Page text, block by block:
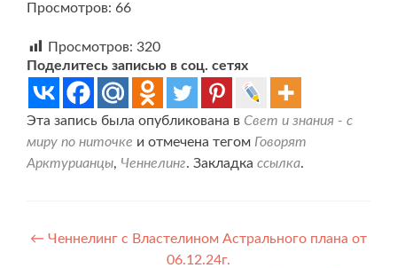
Просмотров: 66
Просмотров: 320
Поделитесь записью в соц. сетях
Эта запись была опубликована в Свет и знания - с
миру по ниточке и отмечена тегом Говорят
Арктурианцы, Ченнелинг. Закладка ссылка.
Навигация
← Ченнелинг с Властелином Астрального плана от
06.12.24г.